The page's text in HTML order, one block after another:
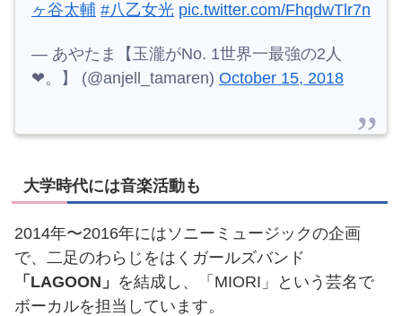
ヶ谷太輔 #八乙女光 pic.twitter.com/FhqdwTlr7n
— あやたま【玉瀧がNo. 1世界一最強の2人
❤︎。】 (@anjell_tamaren) October 15, 2018
大学時代には音楽活動も
2014年〜2016年にはソニーミュージックの企画
で、二足のわらじをはくガールズバンド
「LAGOON」 を結成し、「MIORI」という芸名で
ボーカルを担当しています。